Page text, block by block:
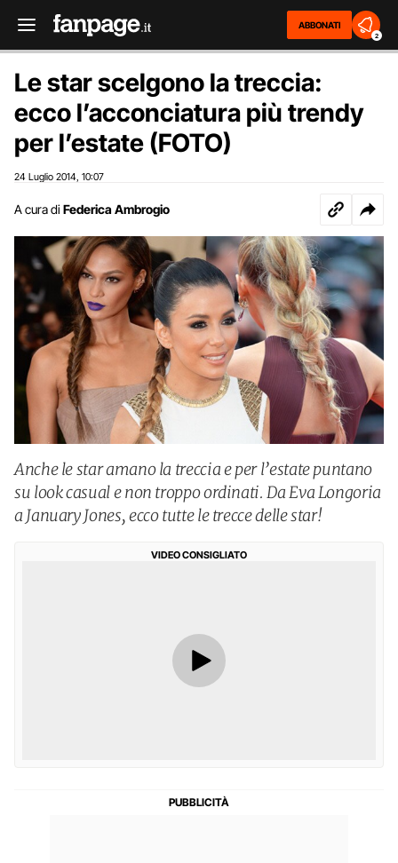
ABBONATI
2
Le star scelgono la treccia:
ecco l’acconciatura più trendy
per l’estate (FOTO)
24 Luglio 2014 10:07
A cura di Federica Ambrogio
Anche le star amano la treccia e per l’estate puntano
su look casual e non troppo ordinati. Da Eva Longoria
a January Jones, ecco tutte le trecce delle star!
VIDEO CONSIGLIATO